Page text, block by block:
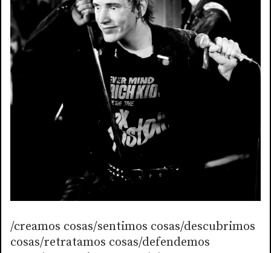
/creamos cosas/sentimos cosas/descubrimos
cosas/retratamos cosas/defendemos